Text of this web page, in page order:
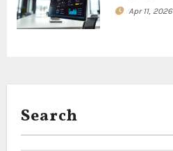
Apr 11, 2026
Search